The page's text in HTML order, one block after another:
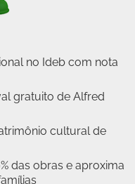
no Ideb com nota
gratuito de Alfred
cultural de
das obras e aproxima